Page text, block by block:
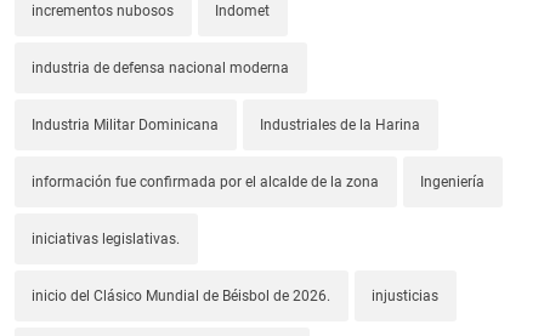
incrementos nubosos Indomet
industria de defensa nacional moderna
Industria Militar Dominicana Industriales de la Harina
información fue confirmada por el alcalde de la zona Ingeniería
iniciativas legislativas.
inicio del Clásico Mundial de Béisbol de 2026. injusticias